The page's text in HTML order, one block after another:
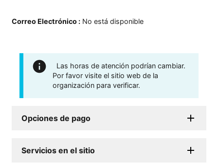
Correo Electrónico : No está disponible
Las horas de atención podrían cambiar.
Por favor visite el sitio web de la
organización para verificar.
Opciones de pago
Servicios en el sitio